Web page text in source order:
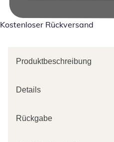
Kostenloser Rückversand
Produktbeschreibung
Details
Rückgabe